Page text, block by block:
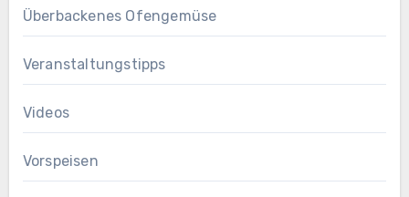
Überbackenes Ofengemüse
Veranstaltungstipps
Videos
Vorspeisen